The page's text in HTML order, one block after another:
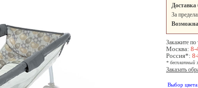
Доставка
За
Закажите по
Москва: 8-
Россия*:
* бесплатный
Заказать
Выбор цвета: